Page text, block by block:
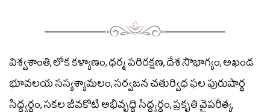
విశ్వశాంతి, లోక కళ్యాణం, ధర్మ పరిరక్షణ, దేశ సౌభాగ్యం, అఖండ
భూవలయ సస్యశ్యామలం, సర్వజన చతుర్విధ ఫల పురుషార్థ